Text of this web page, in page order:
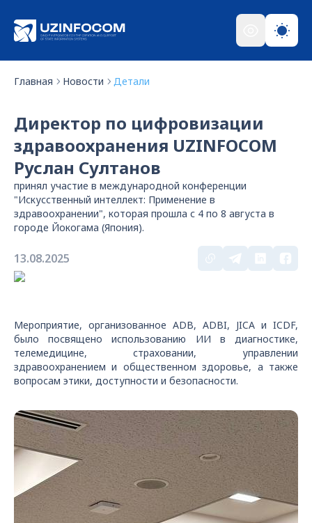
Главная Новости Детали
Директор по цифровизации
здравоохранения UZINFOCOM
Руслан Султанов
принял участие в международной конференции
"Искусственный интеллект: Применение в
здравоохранении", которая прошла с 4 по 8 августа в
городе Йокогама (Япония).
13.08.2025
Мероприятие, организованное ADB, ADBI, JICA и ICDF,
было посвящено использованию ИИ в диагностике,
телемедицине, страховании, управлении
здравоохранением и общественном здоровье, а также
вопросам этики, доступности и безопасности.